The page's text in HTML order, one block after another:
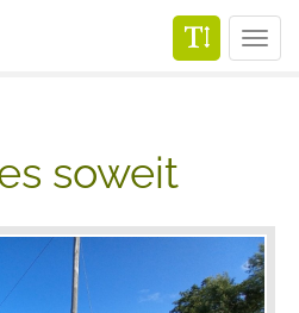
soweit